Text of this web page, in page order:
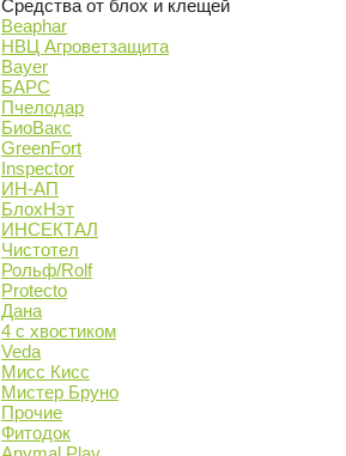
Средства от блох и клещей
Beaphar
НВЦ Агроветзащита
Bayer
БАРС
Пчелодар
БиоВакс
GreenFort
Inspector
ИН-АП
БлохНэт
ИНСЕКТАЛ
Чистотел
Рольф/Rolf
Protecto
Дана
4 с хвостиком
Veda
Мисс Кисс
Мистер Бруно
Прочие
Фитодок